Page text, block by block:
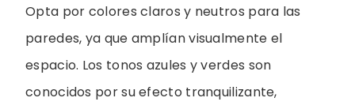
Opta por colores claros y neutros para las
paredes, ya que amplían visualmente el
espacio. Los tonos azules y verdes son
conocidos por su efecto tranquilizante,